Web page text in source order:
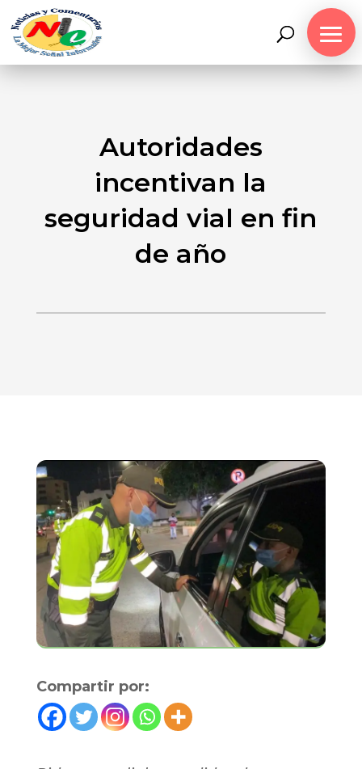
Autoridades
incentivan la
seguridad vial en fin
de año
Compartir por: